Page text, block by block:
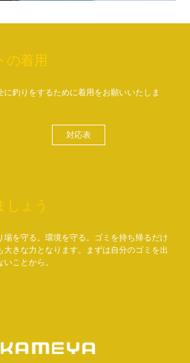
の着用
に釣りをするために着用をお願いいたしま
対応表
しょう
場を守る。環境を守る。ゴミを持ち帰るだけ
大きな力となります。まずは自分のゴミを出
いことから。